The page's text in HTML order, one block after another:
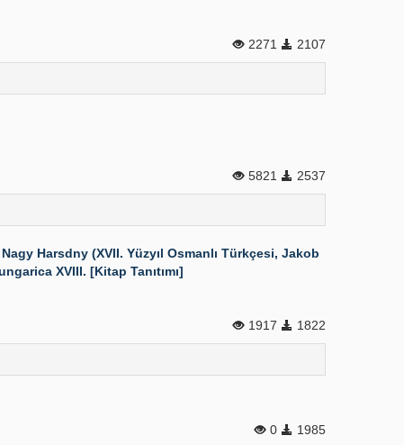
2271 2107
5821 2537
Harsdny (XVII. Yüzyıl Osmanlı Türkçesi, Jakob
XVIII. [Kitap Tanıtımı]
1917 1822
0 1985